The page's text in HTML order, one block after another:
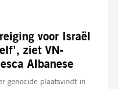
voor Israël
ziet VN-
Albanese
genocide plaatsvindt in